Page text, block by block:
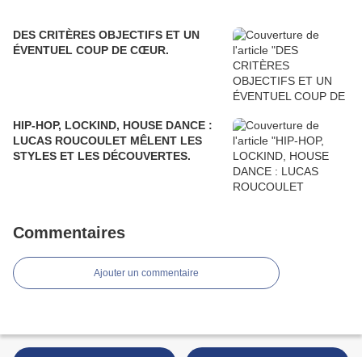
DES CRITÈRES OBJECTIFS ET UN
ÉVENTUEL COUP DE CŒUR.
HIP-HOP, LOCKIND, HOUSE DANCE :
LUCAS ROUCOULET MÊLENT LES
STYLES ET LES DÉCOUVERTES.
Commentaires
Ajouter un commentaire